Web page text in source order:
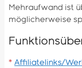
Mehraufwand ist
möglicherweise
* Affiliatelinks/